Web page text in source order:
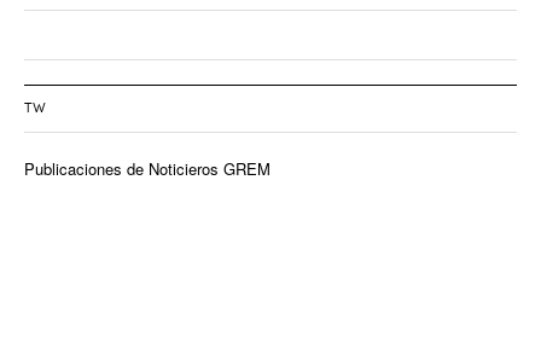
TW
Publicaciones de Noticieros GREM